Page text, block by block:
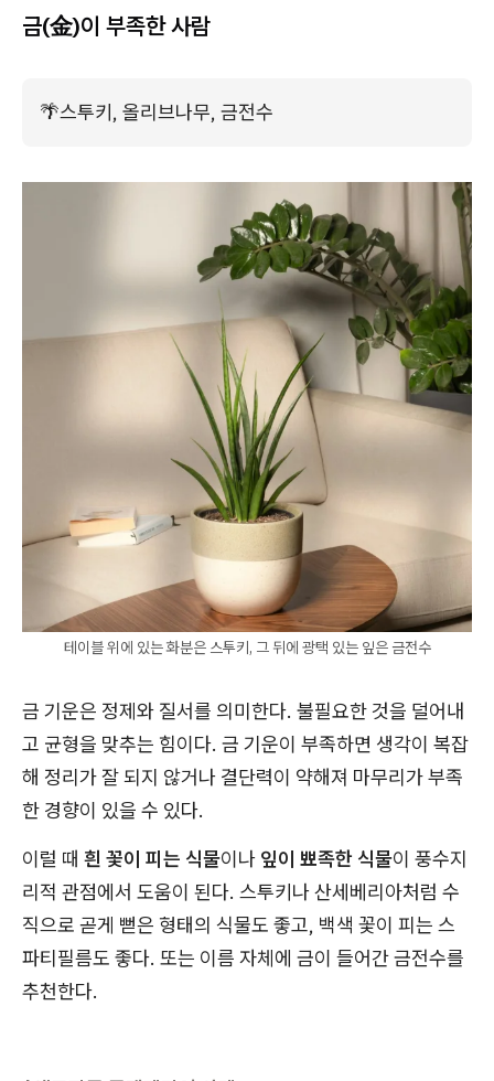
금(金)이 부족한 사람
🌴스투키, 올리브나무, 금전수
테이블 위에 있는 화분은 스투키, 그 뒤에 광택 있는 잎은 금전수
금 기운은 정제와 질서를 의미한다. 불필요한 것을 덜어내
고 균형을 맞추는 힘이다. 금 기운이 부족하면 생각이 복잡
해 정리가 잘 되지 않거나 결단력이 약해져 마무리가 부족
한 경향이 있을 수 있다.
이럴 때 흰 꽃이 피는 식물이나 잎이 뾰족한 식물이 풍수지
리적 관점에서 도움이 된다. 스투키나 산세베리아처럼 수
직으로 곧게 뻗은 형태의 식물도 좋고, 백색 꽃이 피는 스
파티필름도 좋다. 또는 이름 자체에 금이 들어간 금전수를
추천한다.